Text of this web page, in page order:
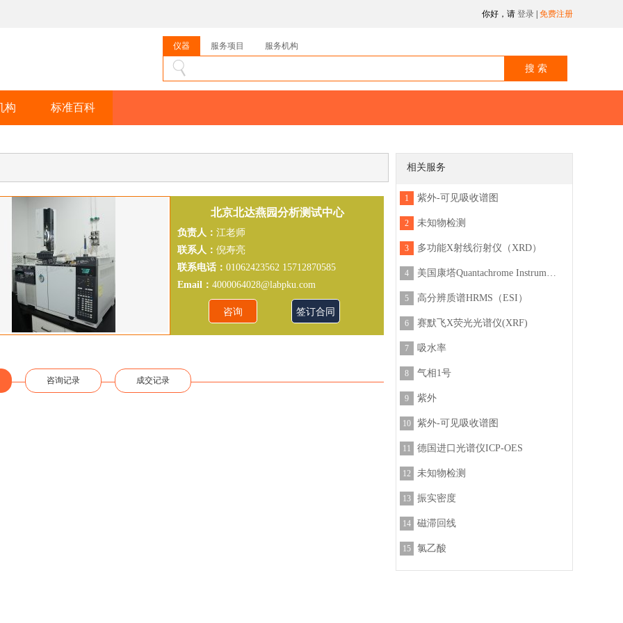
你好，请 登录 免费注册
仪器 服务项目 服务机构
构 标准百科
北京北达燕园分析测试中心
负责人： 江老师
联系人： 倪寿亮
联系电话： 01062423562 15712870585
Email： 4000064028@labpku.com
咨询 签订合同
咨询记录 成交记录
相关服务
1 紫外-可见吸收谱图
2 未知物检测
3 多功能X射线衍射仪（XRD）
4 美国康塔Quantachrome Instruments压汞仪PoreMaster33GT系列
5 高分辨质谱HRMS（ESI）
6 赛默飞X荧光光谱仪(XRF)
7 吸水率
8 气相1号
9 紫外
10 紫外-可见吸收谱图
11 德国进口光谱仪ICP-OES
12 未知物检测
13 振实密度
14 磁滞回线
15 氯乙酸